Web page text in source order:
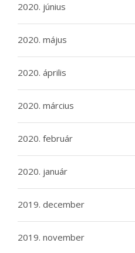
2020. június
2020. május
2020. április
2020. március
2020. február
2020. január
2019. december
2019. november